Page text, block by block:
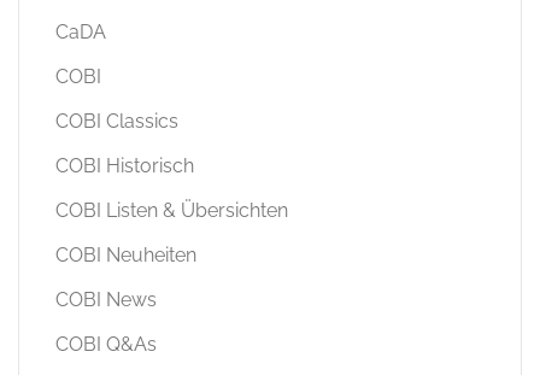
CaDA
COBI
COBI Classics
COBI Historisch
COBI Listen & Übersichten
COBI Neuheiten
COBI News
COBI Q&As